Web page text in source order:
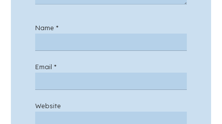
Name *
Email *
Website